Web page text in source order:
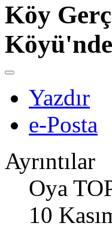
Köy
Yazdır
e-Posta
Ayrıntılar
Oya
10